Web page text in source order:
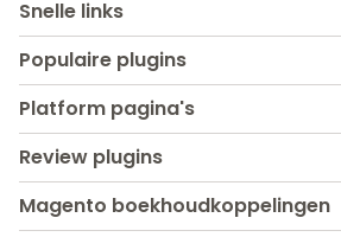
Snelle links
Populaire plugins
Platform pagina's
Review plugins
Magento boekhoudkoppelingen